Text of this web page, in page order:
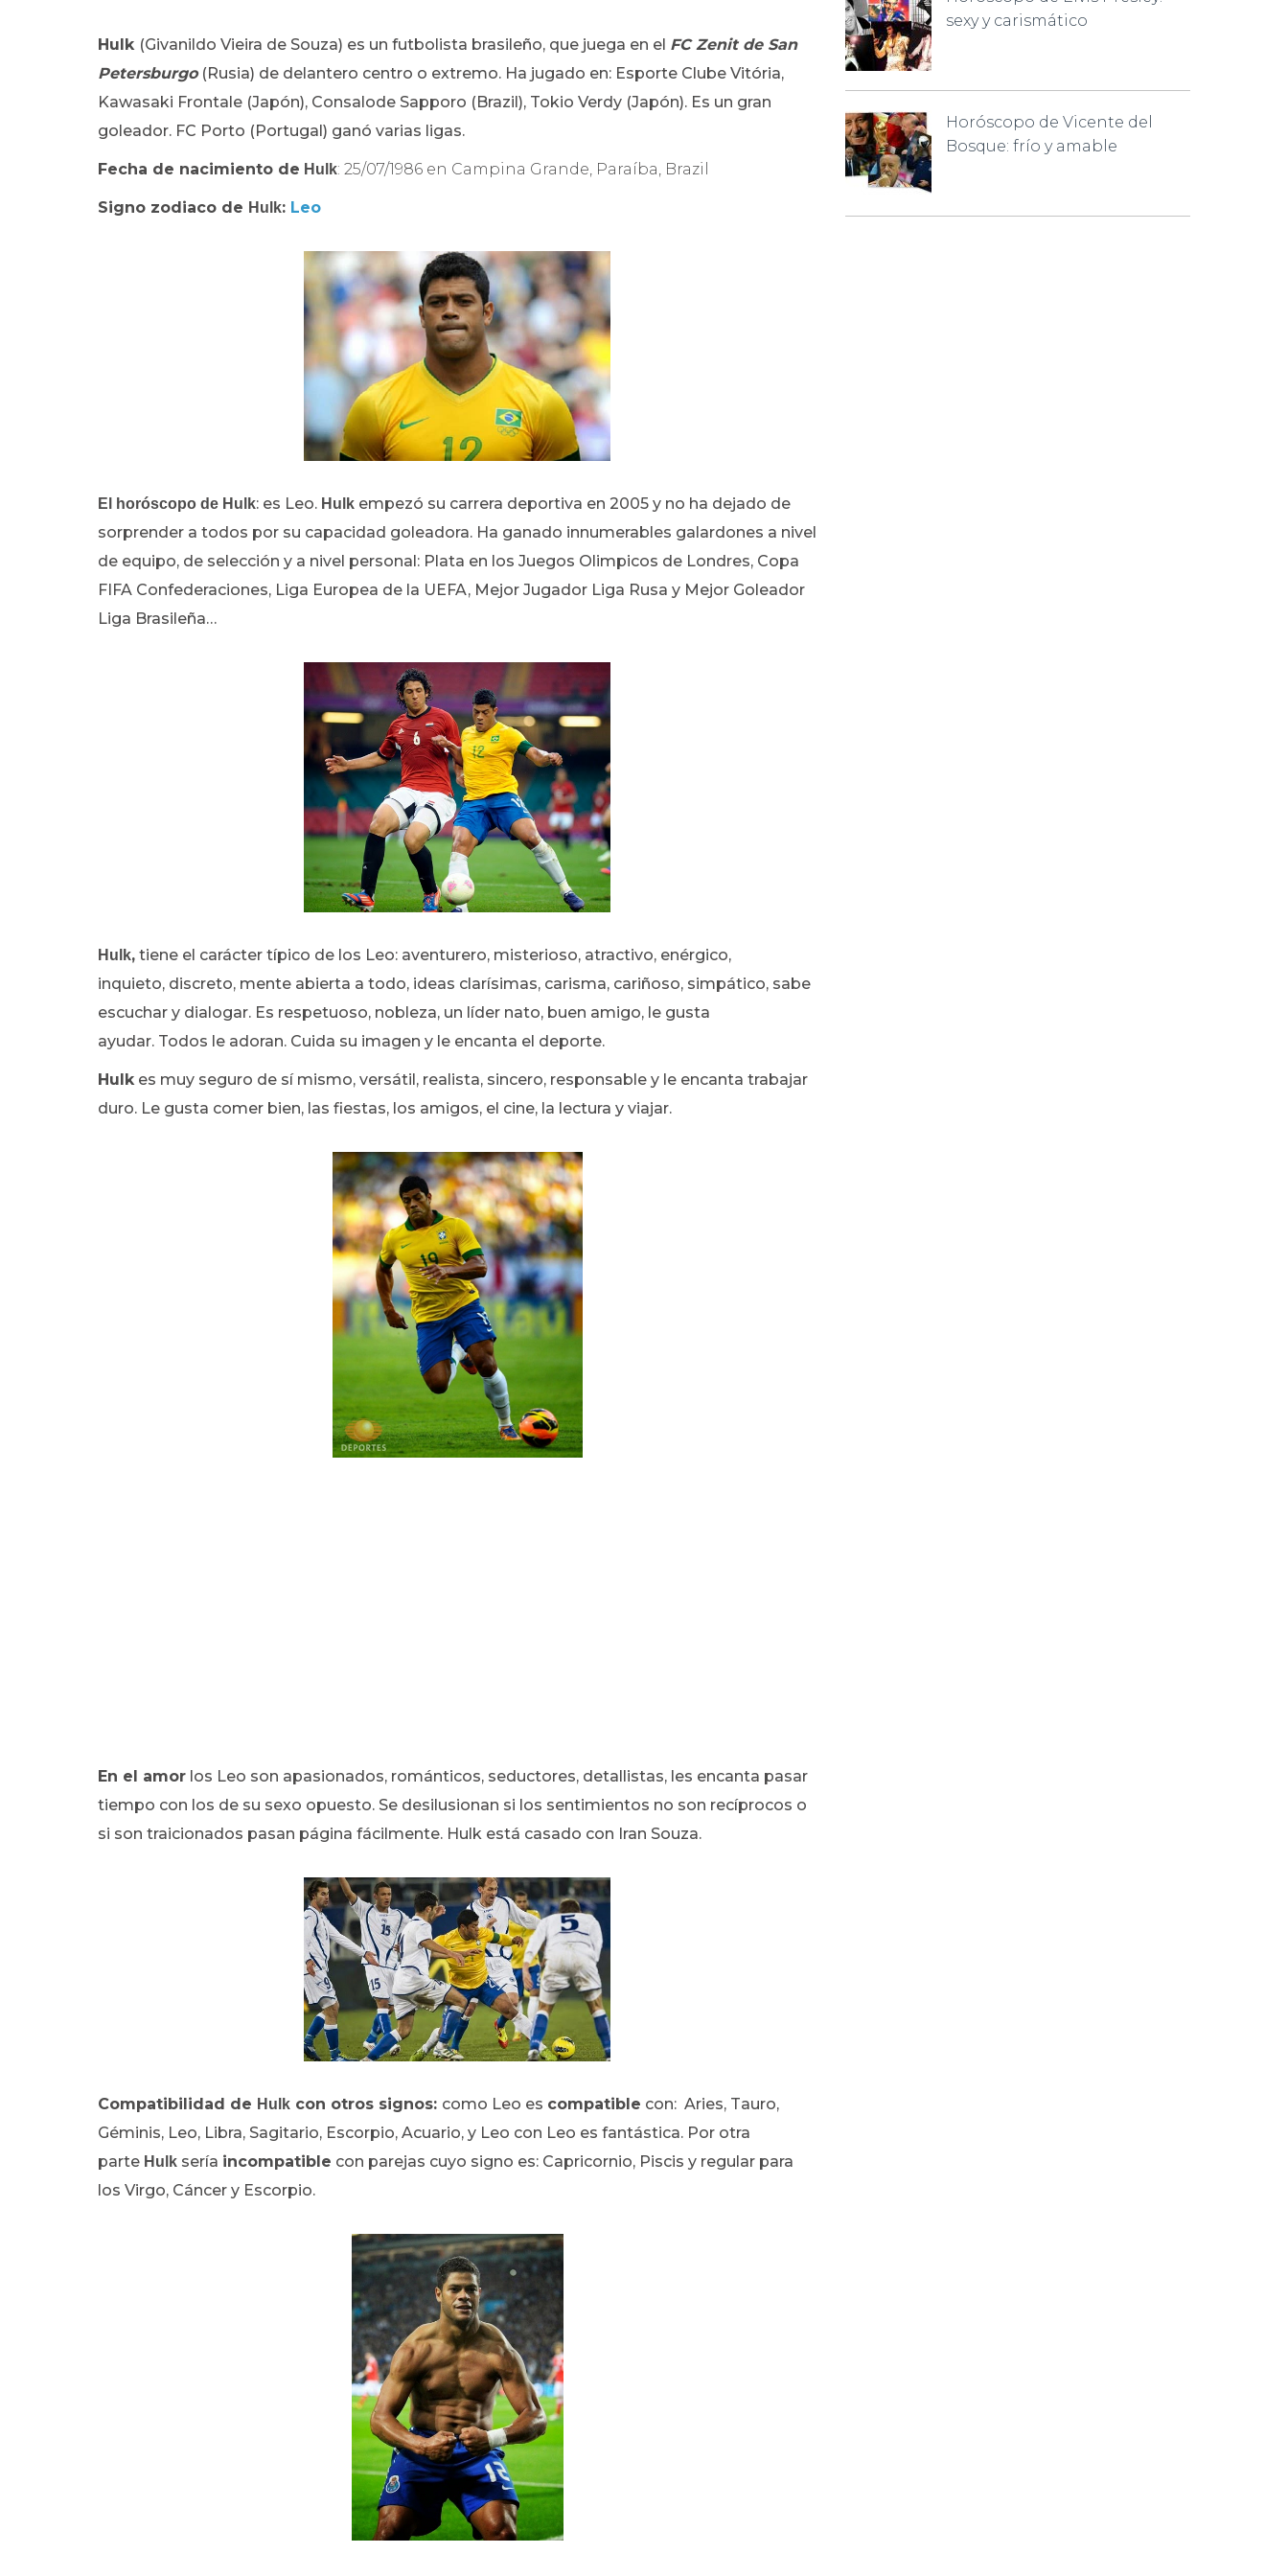
Hulk (Givanildo Vieira de Souza) es un futbolista brasileño, que juega en el FC Zenit de San
Petersburgo(Rusia) de delantero centro o extremo. Ha jugado en: Esporte Clube Vitória,
Kawasaki Frontale (Japón), Consalode Sapporo (Brazil), Tokio Verdy (Japón). Es un gran
goleador. FC Porto (Portugal) ganó varias ligas.
Fecha de nacimiento de Hulk: 25/07/1986 en Campina Grande, Paraíba, Brazil
Signo zodiaco de Hulk: Leo
El horóscopo de Hulk: es Leo. Hulk empezó su carrera deportiva en 2005 y no ha dejado de
sorprender a todos por su capacidad goleadora. Ha ganado innumerables galardones a nivel
de equipo, de selección y a nivel personal: Plata en los Juegos Olimpicos de Londres, Copa
FIFA Confederaciones, Liga Europea de la UEFA, Mejor Jugador Liga Rusa y Mejor Goleador
Liga Brasileña…
Hulk, tiene el carácter típico de los Leo: aventurero, misterioso, atractivo, enérgico,
inquieto, discreto, mente abierta a todo, ideas clarísimas, carisma, cariñoso, simpático, sabe
escuchar y dialogar. Es respetuoso, nobleza, un líder nato, buen amigo, le gusta
ayudar. Todos le adoran. Cuida su imagen y le encanta el deporte.
Hulk es muy seguro de sí mismo, versátil, realista, sincero, responsable y le encanta trabajar
duro. Le gusta comer bien, las fiestas, los amigos, el cine, la lectura y viajar.
En el amor los Leo son apasionados, románticos, seductores, detallistas, les encanta pasar
tiempo con los de su sexo opuesto. Se desilusionan si los sentimientos no son recíprocos o
si son traicionados pasan página fácilmente. Hulk está casado con Iran Souza.
Compatibilidad de Hulk con otros signos: como Leo es compatible con: Aries, Tauro,
Géminis, Leo, Libra, Sagitario, Escorpio, Acuario, y Leo con Leo es fantástica. Por otra
parte Hulk sería incompatible con parejas cuyo signo es: Capricornio, Piscis y regular para
los Virgo, Cáncer y Escorpio.
sexy y carismático
Horóscopo de Vicente del
Bosque: frío y amable